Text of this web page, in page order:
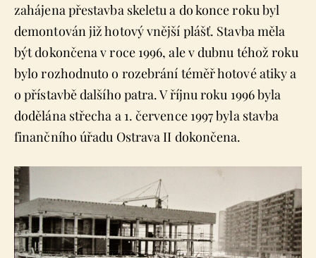
zahájena přestavba skeletu a do konce roku byl
demontován již hotový vnější plášť. Stavba měla
být dokončena v roce 1996, ale v dubnu téhož roku
bylo rozhodnuto o rozebrání téměř hotové atiky a
o přístavbě dalšího patra. V říjnu roku 1996 byla
dodělána střecha a 1. července 1997 byla stavba
finančního úřadu Ostrava II dokončena.